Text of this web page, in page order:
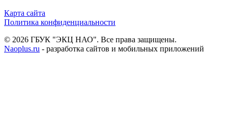
Карта сайта
Политика конфиденциальности
© 2026 ГБУК "ЭКЦ НАО". Все права защищены.
Naoplus.ru - разработка сайтов и мобильных приложений